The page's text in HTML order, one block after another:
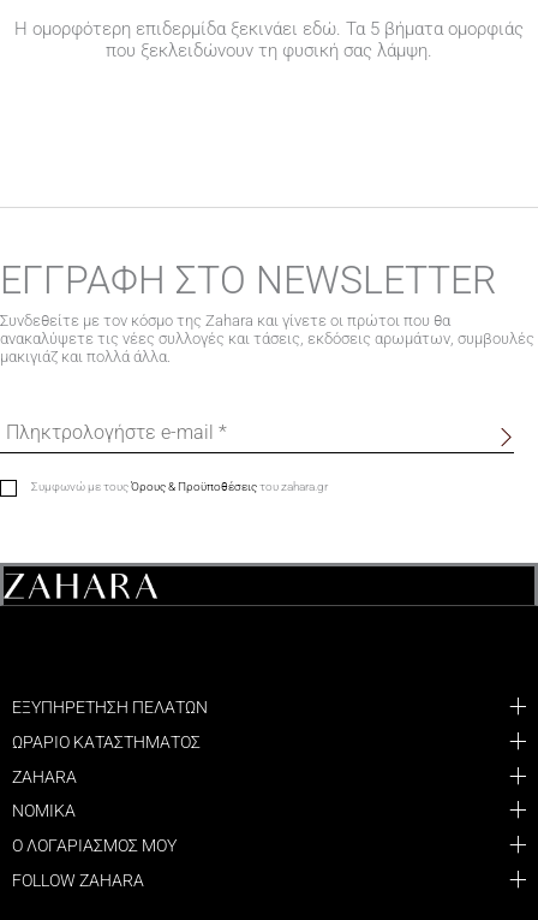
Η ομορφότερη επιδερμίδα ξεκινάει εδώ. Τα 5 βήματα ομορφιάς
που ξεκλειδώνουν τη φυσική σας λάμψη.
ΕΓΓΡΑΦΗ ΣΤΟ NEWSLETTER
Συνδεθείτε με τον κόσμο της Zahara και γίνετε οι πρώτοι που θα
ανακαλύψετε τις νέες συλλογές και τάσεις, εκδόσεις αρωμάτων, συμβουλές
μακιγιάζ και πολλά άλλα.
Συμφωνώ με τουςΌρους & Προϋποθέσειςτου zahara.gr
ΕΞΥΠΗΡΕΤΗΣΗ ΠΕΛΑΤΩΝ
ΩΡΑΡΙΟ ΚΑΤΑΣΤΗΜΑΤΟΣ
ZAHARA
ΝΟΜΙΚΑ
Ο ΛΟΓΑΡΙΑΣΜΟΣ ΜΟΥ
FOLLOW ZAHARA